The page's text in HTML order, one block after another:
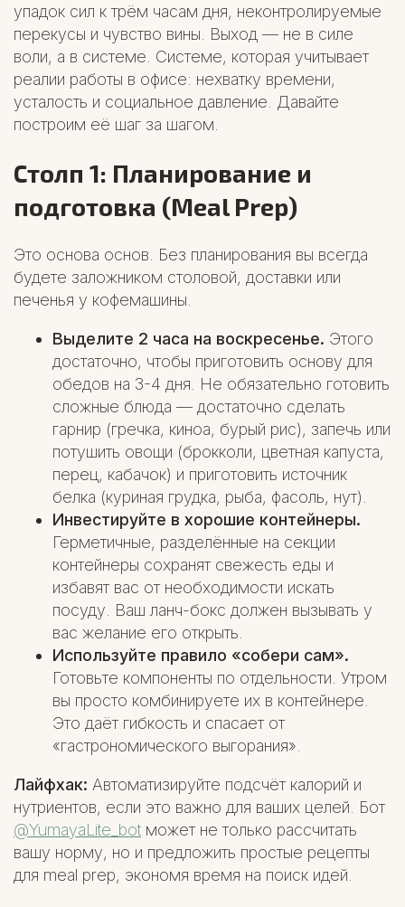
упадок сил к трём часам дня, неконтролируемые
перекусы и чувство вины. Выход — не в силе
воли, а в системе. Системе, которая учитывает
реалии работы в офисе: нехватку времени,
усталость и социальное давление. Давайте
построим её шаг за шагом.
Столп 1: Планирование и
подготовка (Meal Prep)
Это основа основ. Без планирования вы всегда
будете заложником столовой, доставки или
печенья у кофемашины.
Выделите 2 часа на воскресенье. Этого
достаточно, чтобы приготовить основу для
обедов на 3-4 дня. Не обязательно готовить
сложные блюда — достаточно сделать
гарнир (гречка, киноа, бурый рис), запечь или
потушить овощи (брокколи, цветная капуста,
перец, кабачок) и приготовить источник
белка (куриная грудка, рыба, фасоль, нут).
Инвестируйте в хорошие контейнеры.
Герметичные, разделённые на секции
контейнеры сохранят свежесть еды и
избавят вас от необходимости искать
посуду. Ваш ланч-бокс должен вызывать у
вас желание его открыть.
Используйте правило «собери сам».
Готовьте компоненты по отдельности. Утром
вы просто комбинируете их в контейнере.
Это даёт гибкость и спасает от
«гастрономического выгорания».
Лайфхак: Автоматизируйте подсчёт калорий и
нутриентов, если это важно для ваших целей. Бот
@YumayaLite_bot может не только рассчитать
вашу норму, но и предложить простые рецепты
для meal prep, экономя время на поиск идей.